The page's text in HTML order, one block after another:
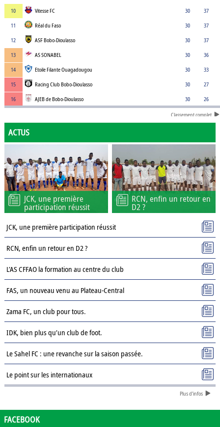
10
Vitesse FC 30
37
11
Réal du Faso 30
37
12
ASF Bobo-Dioulasso 30
37
13
AS SONABEL 30
36
14
Etoile Filante Ouagadougou 30
33
15
Racing Club Bobo-Dioulasso 30
27
16
AJEB de Bobo-Dioulasso 30 26
Classement complet
ACTUS
JCK, une première
participation réussit
RCN, enfin un retour en
D2 ?
JCK, une première participation réussit
RCN, enfin un retour en D2 ?
L’AS CFFAO la formation au centre du club
FAS, un nouveau venu au Plateau-Central
Zama FC, un club pour tous.
IDK, bien plus qu’un club de foot.
Le Sahel FC : une revanche sur la saison passée.
Le point sur les internationaux
Présentation des clubs de D3 : ASPC Tenkodogo
Plus d'infos
FACEBOOK